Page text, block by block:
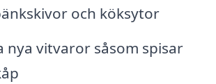
och köksytor
nya vitvaror såsom spisar